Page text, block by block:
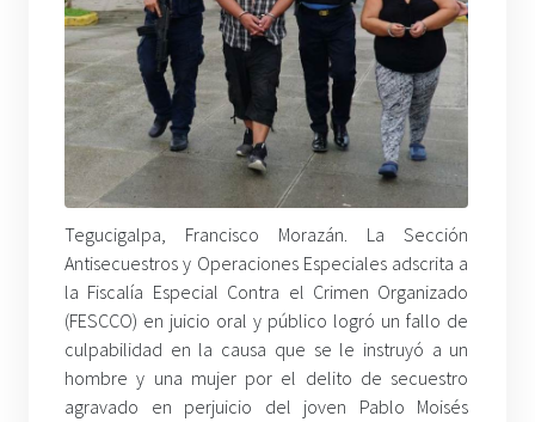
Tegucigalpa, Francisco Morazán. La Sección
Antisecuestros y Operaciones Especiales adscrita a
la Fiscalía Especial Contra el Crimen Organizado
(FESCCO) en juicio oral y público logró un fallo de
culpabilidad en la causa que se le instruyó a un
hombre y una mujer por el delito de secuestro
agravado en perjuicio del joven Pablo Moisés